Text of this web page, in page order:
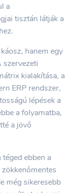
a
tisztán látják a
hanem egy
szervezeti
kialakítása, a
ERP rendszer,
lépések a
a folyamatba,
a jövő
ebben a
még sikeresebb